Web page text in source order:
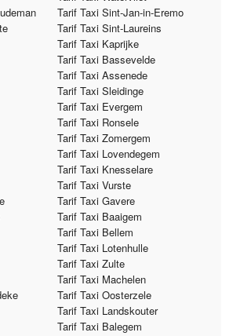
Tarif Taxi Sint-Jan-in-Eremo
Tarif Taxi Sint-Laureins
Tarif Taxi Kaprijke
Tarif Taxi Bassevelde
Tarif Taxi Assenede
Tarif Taxi Sleidinge
Tarif Taxi Evergem
Tarif Taxi Ronsele
Tarif Taxi Zomergem
Tarif Taxi Lovendegem
Tarif Taxi Knesselare
Tarif Taxi Vurste
Tarif Taxi Gavere
Tarif Taxi Baaigem
Tarif Taxi Bellem
Tarif Taxi Lotenhulle
Tarif Taxi Zulte
Tarif Taxi Machelen
Tarif Taxi Oosterzele
Tarif Taxi Landskouter
Tarif Taxi Balegem